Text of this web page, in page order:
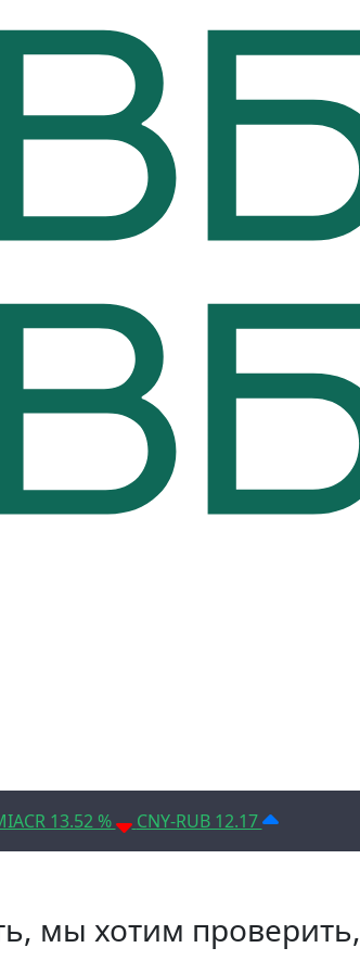
13.52 % CNY-RUB 12.17
мы хотим проверить,